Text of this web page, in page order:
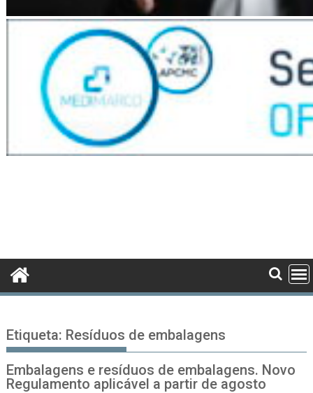
Etiqueta: Resíduos de embalagens
Embalagens e resíduos de embalagens. Novo
Regulamento aplicável a partir de agosto